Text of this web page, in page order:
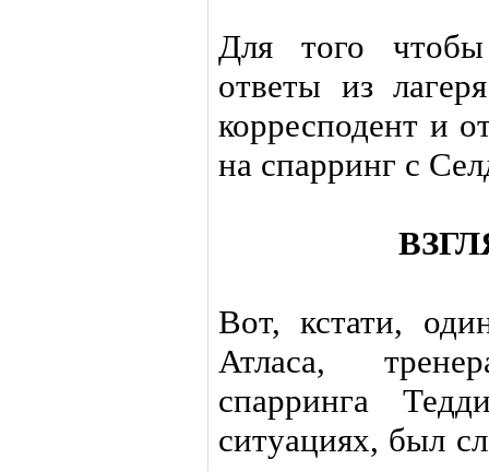
Для того чтобы
ответы из
корресподент и
на спарринг с
Вот, кстати,
Атласа,
спарринга
ситуациях, был